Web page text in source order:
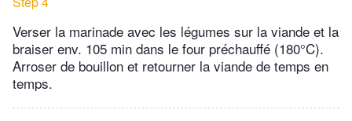
Verser la marinade avec les légumes sur la viande et la
braiser env. 105 min dans le four préchauffé (180°C).
Arroser de bouillon et retourner la viande de temps en
temps.